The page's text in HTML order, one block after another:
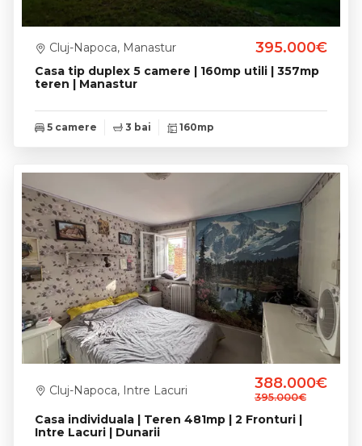
Casa tip duplex 5 camere | 160mp utili | 357mp
teren | Manastur
Cluj-Napoca, Manastur 395.000€
5 camere 3 bai 160mp
Casa individuala | Teren 481mp | 2 Fronturi |
Intre Lacuri | Dunarii
Cluj-Napoca, Intre Lacuri 388.000€
395.000€